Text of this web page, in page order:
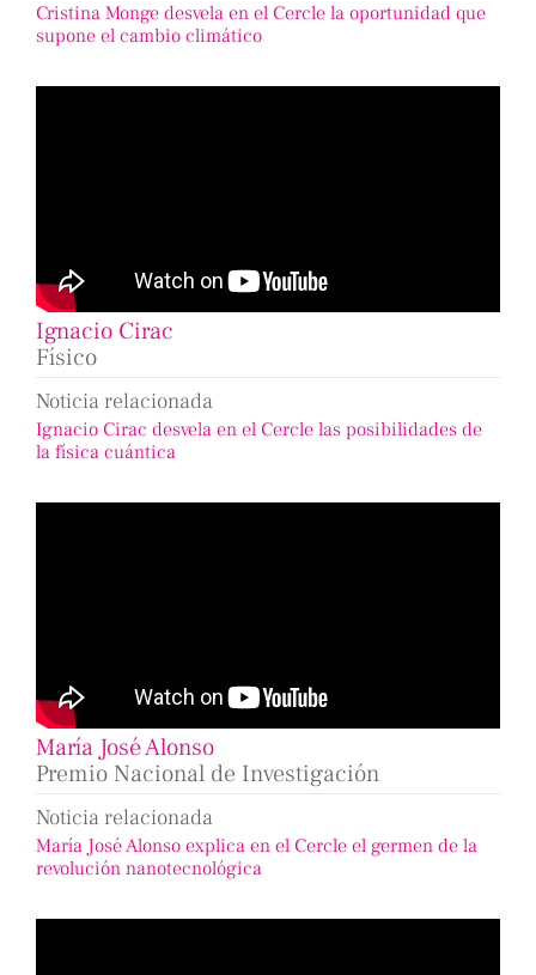
Cristina Monge desvela en el Cercle la oportunidad que
supone el cambio climático
Ignacio Cirac
Físico
Noticia relacionada
Ignacio Cirac desvela en el Cercle las posibilidades de
la física cuántica
María José Alonso
Premio Nacional de Investigación
Noticia relacionada
María José Alonso explica en el Cercle el germen de la
revolución nanotecnológica